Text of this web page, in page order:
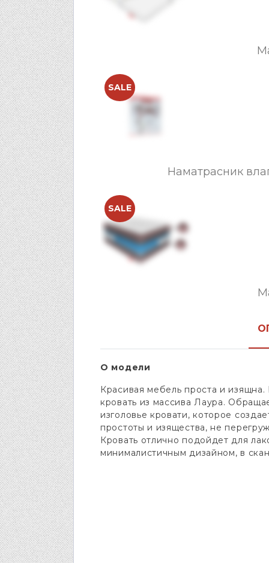
SALE
Наматрасник
SALE
О модели
Красивая мебель проста и
кровать из массива Лаура.
изголовье кровати, которое
простоты и изящества, не
Кровать отлично подойдет для
минималистичным дизайном, в